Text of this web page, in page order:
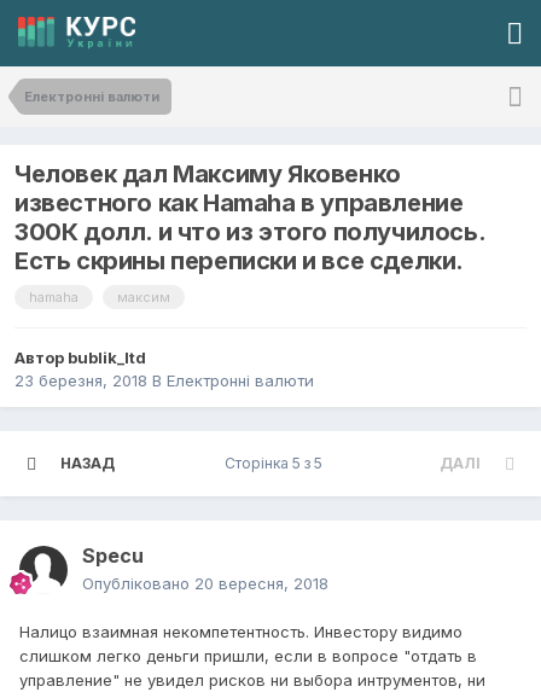
Електронні валюти
Человек дал Максиму Яковенко
известного как Hamaha в управление
300К долл. и что из этого получилось.
Есть скрины переписки и все сделки.
hamaha максим
Автор bublik_ltd
23 березня, 2018 В Електронні валюти
НАЗАД ДАЛІ
Сторінка 5 з 5
Specu
Опубліковано 20 вересня, 2018
Налицо взаимная некомпетентность. Инвестору видимо
слишком легко деньги пришли, если в вопросе "отдать в
управление" не увидел рисков ни выбора интрументов, ни